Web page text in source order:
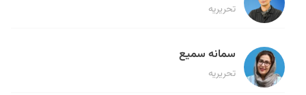
تحریریه
سمانه سمیع
تحریریه